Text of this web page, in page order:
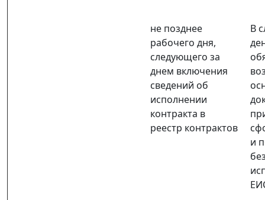
не позднее
рабочего дня,
следующего за
днем включения
сведений об
исполнении
контракта в
реестр контрактов
В
и